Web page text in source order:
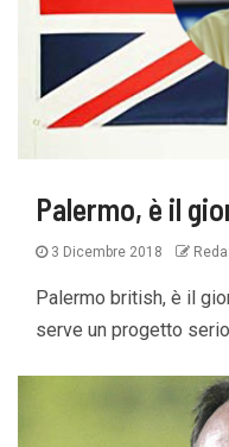
Palermo, è il
3 Dicembre 2018
Palermo british, è il
serve un progetto